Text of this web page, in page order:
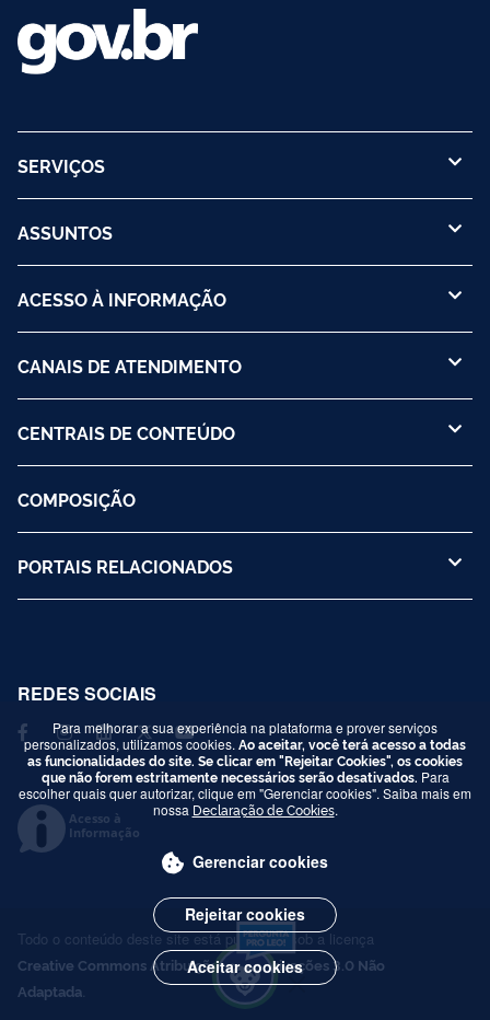
SERVIÇOS
ASSUNTOS
ACESSO À INFORMAÇÃO
CANAIS DE ATENDIMENTO
CENTRAIS DE CONTEÚDO
COMPOSIÇÃO
PORTAIS RELACIONADOS
REDES SOCIAIS
Acesso à
Informação
Todo o conteúdo deste site está publicado sob a licença
Creative Commons Atribuição-SemDerivações 3.0 Não
Adaptada.
Para melhorar a sua experiência na plataforma e prover serviços
personalizados, utilizamos cookies. Ao aceitar, você terá acesso a todas
as funcionalidades do site. Se clicar em "Rejeitar Cookies", os cookies
que não forem estritamente necessários serão desativados. Para
escolher quais quer autorizar, clique em "Gerenciar cookies". Saiba mais em
nossa Declaração de Cookies.
Gerenciar cookies
Rejeitar cookies
Aceitar cookies